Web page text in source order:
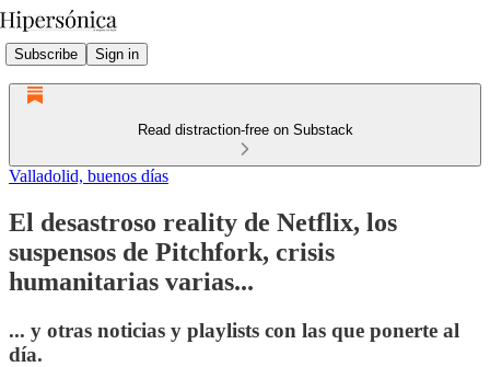
Subscribe Sign in
Read distraction-free on Substack
Valladolid, buenos días
El desastroso reality de Netflix, los
suspensos de Pitchfork, crisis
humanitarias varias...
... y otras noticias y playlists con las que ponerte al
día.